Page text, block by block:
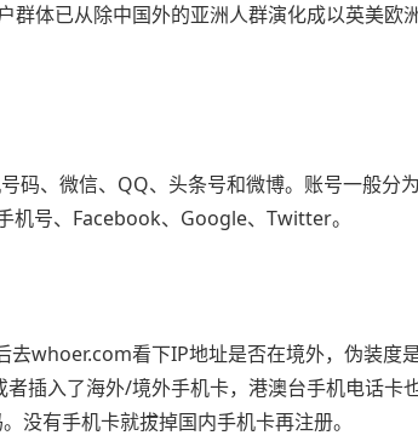
体已从除中国外的亚洲人群演化成以英美欧
码、微信、QQ、头条号和微博。账号一般分
机号、Facebook、Google、Twitter。
whoer.com看下IP地址是否在境外，伪装度是
插入了海外/境外手机卡，港澳台手机电话卡
没有手机卡就拔掉国内手机卡再注册。